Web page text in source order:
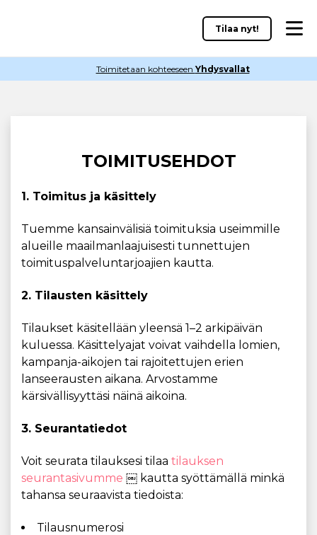
Tilaa nyt!
Toimitetaan kohteeseen Yhdysvallat
TOIMITUSEHDOT
1. Toimitus ja käsittely
Tuemme kansainvälisiä toimituksia useimmille
alueille maailmanlaajuisesti tunnettujen
toimituspalveluntarjoajien kautta.
2. Tilausten käsittely
Tilaukset käsitellään yleensä 1–2 arkipäivän
kuluessa. Käsittelyajat voivat vaihdella lomien,
kampanja-aikojen tai rajoitettujen erien
lanseerausten aikana. Arvostamme
kärsivällisyyttäsi näinä aikoina.
3. Seurantatiedot
Voit seurata tilauksesi tilaa tilauksen
seurantasivumme ￼ kautta syöttämällä minkä
tahansa seuraavista tiedoista:
Tilausnumerosi